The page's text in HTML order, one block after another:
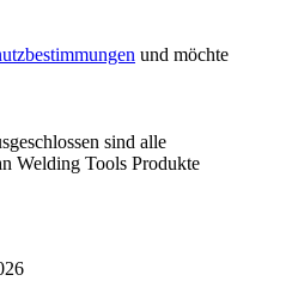
und möchte
sind alle
Welding Tools Produkte